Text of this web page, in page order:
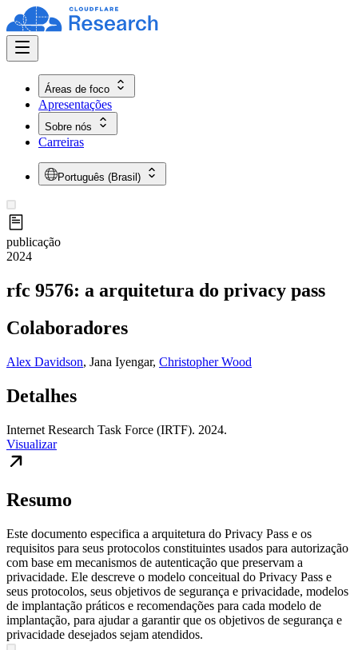
Áreas de foco
Apresentações
Sobre nós
Carreiras
Português (Brasil)
publicação
2024
rfc 9576: a arquitetura do privacy pass
Colaboradores
Alex Davidson, Jana Iyengar, Christopher Wood
Detalhes
Internet Research Task Force (IRTF). 2024.
Visualizar
Resumo
Este documento especifica a arquitetura do Privacy Pass e os
requisitos para seus protocolos constituintes usados para autorização
com base em mecanismos de autenticação que preservam a
privacidade. Ele descreve o modelo conceitual do Privacy Pass e
seus protocolos, seus objetivos de segurança e privacidade, modelos
de implantação práticos e recomendações para cada modelo de
implantação, para ajudar a garantir que os objetivos de segurança e
privacidade desejados sejam atendidos.